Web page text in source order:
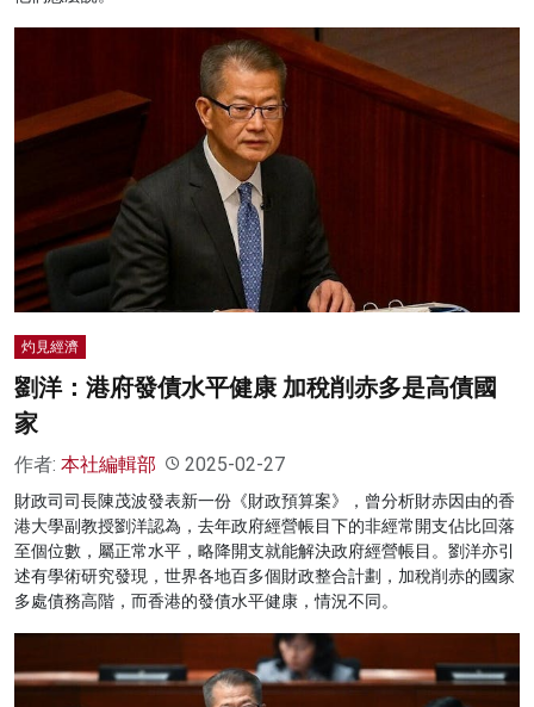
灼見經濟
劉洋：港府發債水平健康 加稅削赤多是高債國
家
作者: 本社編輯部 2025-02-27
財政司司長陳茂波發表新一份《財政預算案》，曾分析財赤因由的香
港大學副教授劉洋認為，去年政府經營帳目下的非經常開支佔比回落
至個位數，屬正常水平，略降開支就能解決政府經營帳目。劉洋亦引
述有學術研究發現，世界各地百多個財政整合計劃，加稅削赤的國家
多處債務高階，而香港的發債水平健康，情況不同。